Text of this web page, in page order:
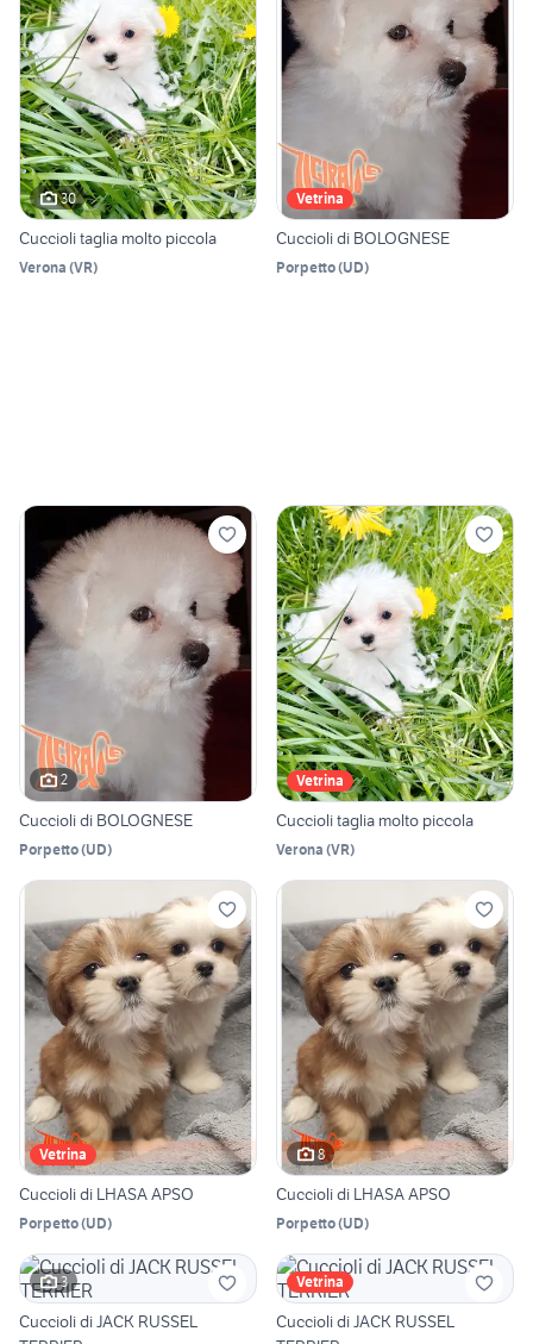
30
Cuccioli taglia molto piccola
Verona (VR)
Vetrina
Cuccioli di BOLOGNESE
Porpetto(UD)
2
Cuccioli di BOLOGNESE
Porpetto(UD)
Vetrina
Cuccioli taglia molto piccola
Verona (VR)
Vetrina
Cuccioli di LHASA APSO
Porpetto(UD)
8
Cuccioli di LHASA APSO
Porpetto(UD)
3
Cuccioli di JACK RUSSEL
Vetrina
Cuccioli di JACK RUSSEL